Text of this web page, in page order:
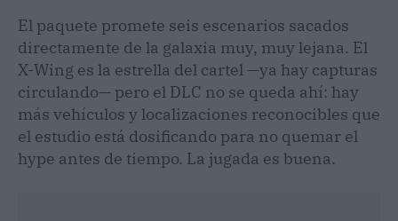
El paquete promete seis escenarios sacados
directamente de la galaxia muy, muy lejana. El
X-Wing es la estrella del cartel —ya hay capturas
circulando— pero el DLC no se queda ahí: hay
más vehículos y localizaciones reconocibles que
el estudio está dosificando para no quemar el
hype antes de tiempo. La jugada es buena.